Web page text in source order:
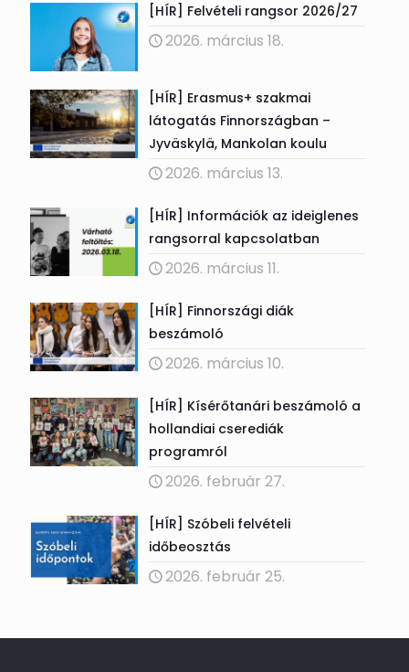
[HÍR] Felvételi rangsor 2026/27
2026. március 18.
[HÍR] Erasmus+ szakmai
látogatás Finnországban –
Jyväskylä, Mankolan koulu
2026. március 13.
[HÍR] Információk az ideiglenes
rangsorral kapcsolatban
2026. március 11.
[HÍR] Finnországi diák
beszámoló
2026. március 10.
[HÍR] Kísérőtanári beszámoló a
hollandiai cserediák
programról
2026. február 27.
[HÍR] Szóbeli felvételi
időbeosztás
2026. február 25.